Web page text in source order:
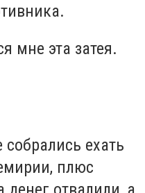
мне эта затея.
ехать
плюс